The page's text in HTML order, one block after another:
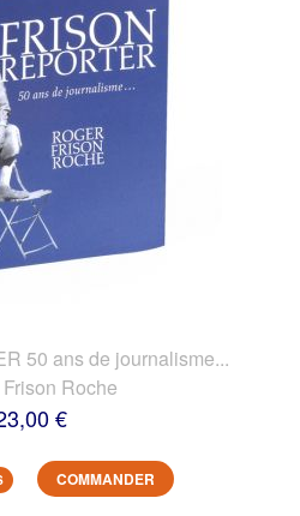
50 ans de journalisme...
Roche
€
COMMANDER